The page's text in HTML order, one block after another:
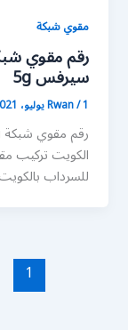
مقوي شبكة
سيرفس 5g
Rwan/1 يوليو، 2021
الكويت تركيب
للسرداب
1